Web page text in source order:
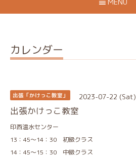
カレンダー
出張「かけっこ教室」 2023-07-22 (Sat)
出張かけっこ教室
印西温水センター
13：45～14：30 初級クラス
14：45～15：30 中級クラス